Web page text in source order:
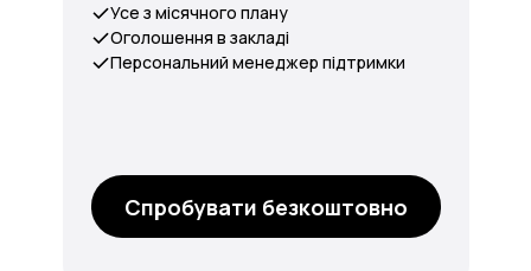
Усе з місячного плану
Оголошення в закладі
Персональний менеджер підтримки
Спробувати безкоштовно